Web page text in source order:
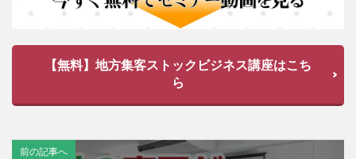
【無料】地方集客ストックビジネス講座はこち
ら
前の記事へ